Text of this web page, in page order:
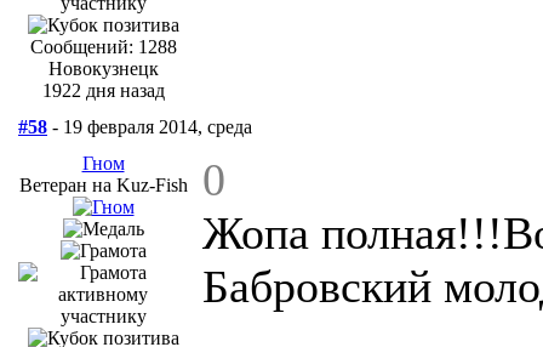
Сообщений: 1288
Новокузнецк
1922 дня назад
#58 - 19 февраля 2014, среда
Гном
Ветеран на Kuz-Fish
0
Жопа
Бабровский